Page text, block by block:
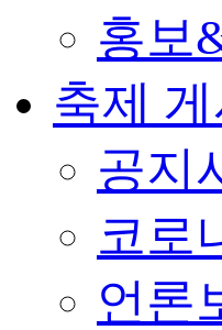
홍보
축제
공지
코로
언론